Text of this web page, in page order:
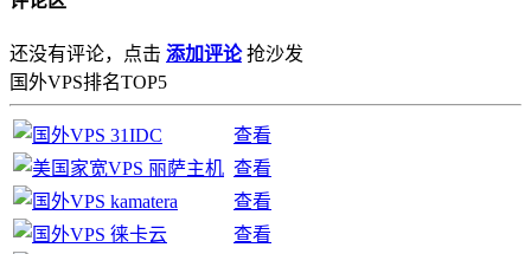
还没有评论，点击 添加评论抢沙发
国外VPS排名TOP5
查看
查看
查看
查看